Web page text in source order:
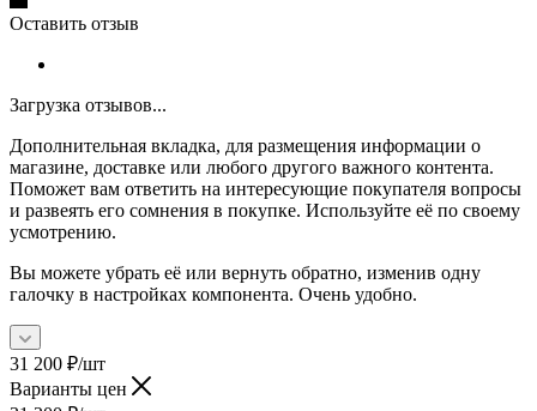
Оставить отзыв
Загрузка отзывов...
Дополнительная вкладка, для размещения информации о
магазине, доставке или любого другого важного контента.
Поможет вам ответить на интересующие покупателя вопросы
и развеять его сомнения в покупке. Используйте её по своему
усмотрению.
Вы можете убрать её или вернуть обратно, изменив одну
галочку в настройках компонента. Очень удобно.
31 200 ₽/шт
Варианты цен